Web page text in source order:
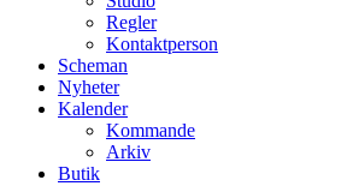
Regler
Kontaktperson
Scheman
Nyheter
Kalender
Kommande
Arkiv
Butik